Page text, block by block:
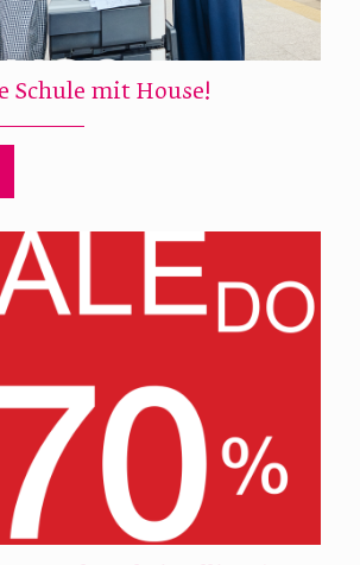
Schule mit House!